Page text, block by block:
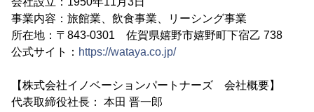
事業内容：旅館業、飲食事業、リーシング事業
所在地：〒843-0301 佐賀県嬉野市嬉野町下宿乙 738
公式サイト： https://wataya.co.jp/
【株式会社イノベーションパートナーズ 会社概要】
代表取締役社長： 本田 晋一郎